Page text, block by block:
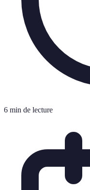
6 min de lecture